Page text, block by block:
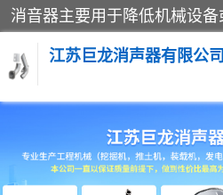
江苏巨龙消声器有限公司
消声器